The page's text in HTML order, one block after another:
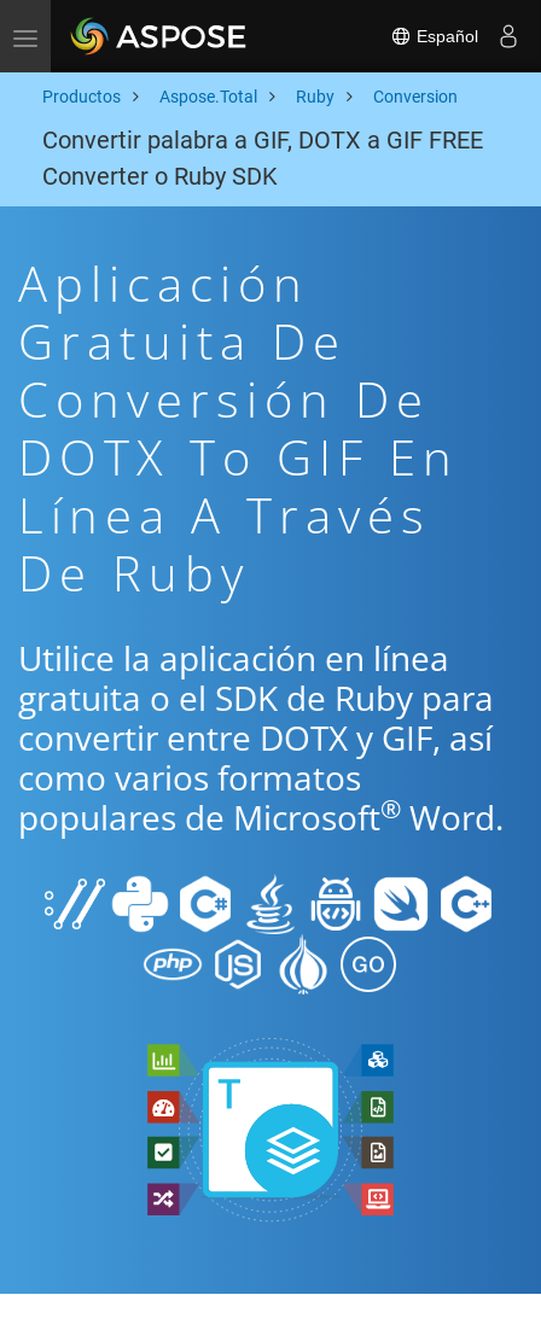
Toggle navigation Español
Productos Aspose.Total Ruby Conversion
Convertir palabra a GIF, DOTX a GIF FREE
Converter o Ruby SDK
Aplicación
Gratuita De
Conversión De
DOTX To GIF En
Línea A Través
De Ruby
Utilice la aplicación en línea
gratuita o el SDK de Ruby para
convertir entre DOTX y GIF, así
como varios formatos
populares de Microsoft® Word.